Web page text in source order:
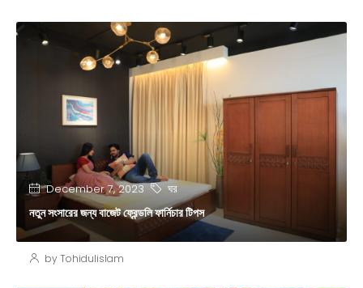
December 7, 2023 ঘর
নতুন সংসারের জন্য বাজেট ফ্রেন্ডলি ফার্নিচার টিপস
by Tohidulislam